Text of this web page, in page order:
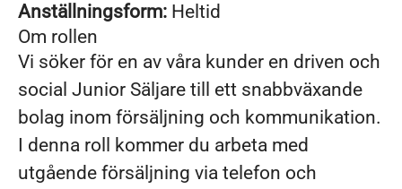
Anställningsform: Heltid
Om rollen
Vi söker för en av våra kunder en driven och
social Junior Säljare till ett snabbväxande
bolag inom försäljning och kommunikation.
I denna roll kommer du arbeta med
utgående försäljning via telefon och